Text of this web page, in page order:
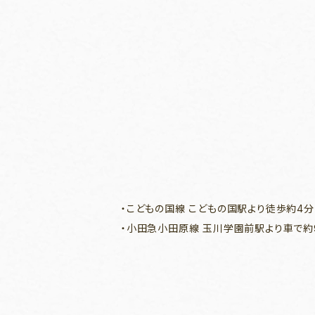
・こどもの国線 こどもの国駅より徒歩約4分
・小田急小田原線 玉川学園前駅より車で